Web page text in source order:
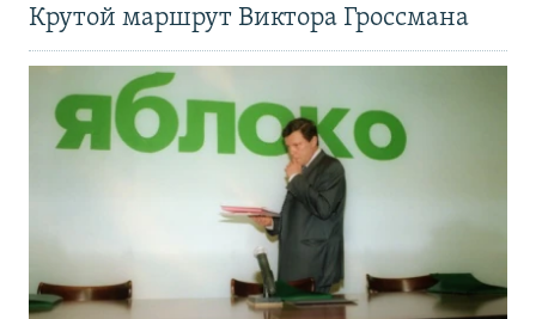
Крутой маршрут Виктора Гроссмана